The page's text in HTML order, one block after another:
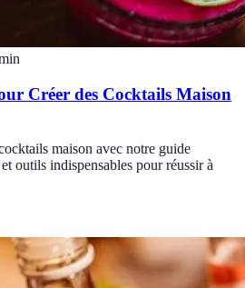
Créer des Cocktails Maison
maison avec notre guide
outils indispensables pour réussir à